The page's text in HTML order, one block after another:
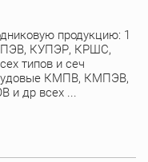
продукцию: 1
КУПЭР, КРШС,
типов и сеч
КМПВ, КМПЭВ,
др всех ...